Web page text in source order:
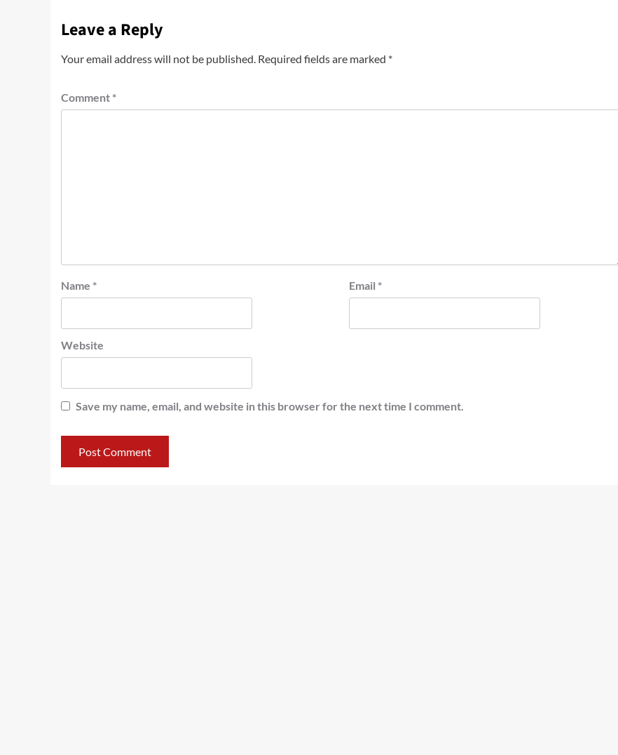
Leave a Reply
Your email address will not be published. Required fields are marked *
Comment *
Name * Email *
Website
Save my name, email, and website in this browser for the next time I comment.